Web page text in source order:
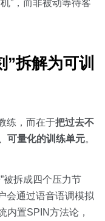
”，而非被动等待客
拆解为可训
练，而在于把过去不
可量化的训练单元。
被拆成四个压力节
会通过语音语调模拟
内置SPIN方法论，